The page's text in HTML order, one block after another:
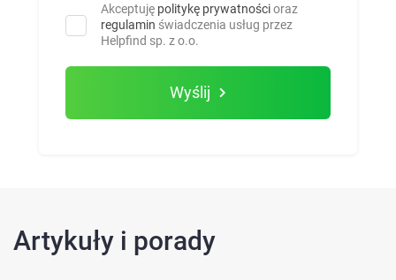
Akceptuję politykę prywatnościoraz
regulamin świadczenia usług przez
Helpfind sp. z o.o.
Wyślij
Artykuły i porady